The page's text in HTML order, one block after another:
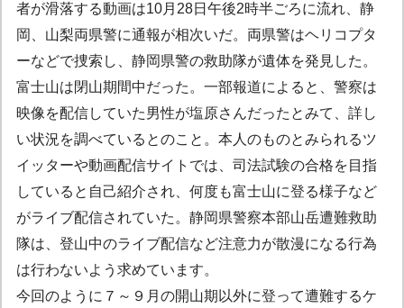
者が滑落する動画は10月28日午後2時半ごろに流れ、静
岡、山梨両県警に通報が相次いだ。両県警はヘリコプタ
ーなどで捜索し、静岡県警の救助隊が遺体を発見した。
富士山は閉山期間中だった。一部報道によると、警察は
映像を配信していた男性が塩原さんだったとみて、詳し
い状況を調べているとのこと。本人のものとみられるツ
イッターや動画配信サイトでは、司法試験の合格を目指
していると自己紹介され、何度も富士山に登る様子など
がライブ配信されていた。静岡県警察本部山岳遭難救助
隊は、登山中のライブ配信など注意力が散漫になる行為
は行わないよう求めています。
今回のように７～９月の開山期以外に登って遭難するケ